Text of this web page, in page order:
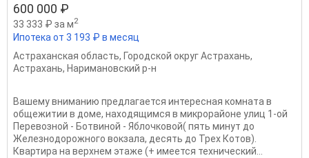
600 000 ₽
33 333 ₽ за м2
Ипотека от 3 193 ₽ в месяц
Астраханская область, Городской округ Астрахань,
Астрахань, Наримановский р-н
Вашему вниманию предлагается интересная комната в
общежитии в доме, находящимся в микрорайоне улиц 1-ой
Перевозной - Ботвиной - Яблочковой( пять минут до
Железнодорожного вокзала, десять до Трех Котов).
Квартира на верхнем этаже (+ имеется технический...